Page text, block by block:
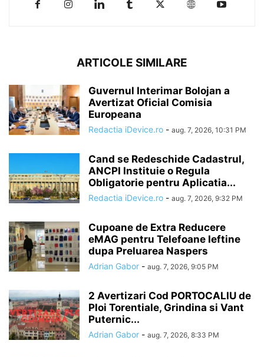
ARTICOLE SIMILARE
Guvernul Interimar Bolojan a
Avertizat Oficial Comisia
Europeana
Redactia iDevice.ro - aug. 7, 2026, 10:31 PM
Cand se Redeschide Cadastrul,
ANCPI Instituie o Regula
Obligatorie pentru Aplicatia...
Redactia iDevice.ro - aug. 7, 2026, 9:32 PM
Cupoane de Extra Reducere
eMAG pentru Telefoane Ieftine
dupa Preluarea Naspers
Adrian Gabor - aug. 7, 2026, 9:05 PM
2 Avertizari Cod PORTOCALIU de
Ploi Torentiale, Grindina si Vant
Puternic...
Adrian Gabor - aug. 7, 2026, 8:33 PM